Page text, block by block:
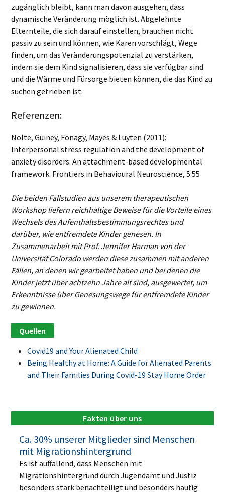
zugänglich bleibt, kann man davon ausgehen, dass
dynamische Veränderung möglich ist. Abgelehnte
Elternteile, die sich darauf einstellen, brauchen nicht
passiv zu sein und können, wie Karen vorschlägt, Wege
finden, um das Veränderungspotenzial zu verstärken,
indem sie dem Kind signalisieren, dass sie verfügbar sind
und die Wärme und Fürsorge bieten können, die das Kind zu
suchen getrieben ist.
Referenzen:
Nolte, Guiney, Fonagy, Mayes & Luyten (2011):
Interpersonal stress regulation and the development of
anxiety disorders: An attachment-based developmental
framework. Frontiers in Behavioural Neuroscience, 5:55
Die beiden Fallstudien aus unserem therapeutischen
Workshop liefern reichhaltige Beweise für die Vorteile eines
Wechsels des Aufenthaltsbestimmungsrechtes und
darüber, wie entfremdete Kinder genesen. In
Zusammenarbeit mit Prof. Jennifer Harman von der
Universität Colorado werden diese zusammen mit anderen
Fällen, an denen wir gearbeitet haben und bei denen die
Kinder jetzt über achtzehn Jahre alt sind, ausgewertet, um
Erkenntnisse über Genesungswege für entfremdete Kinder
zu gewinnen.
Covid19 and Your Alienated Child
Being Healthy at Home: A Guide for Alienated Parents
and Their Families During Covid-19 Stay Home Order
Fakten über uns
Ca. 30% unserer Mitglieder sind Menschen
mit Migrationshintergrund
Es ist auffallend, dass Menschen mit
Migrationshintergrund durch Jugendamt und Justiz
besonders stark benachteiligt und besonders häufig